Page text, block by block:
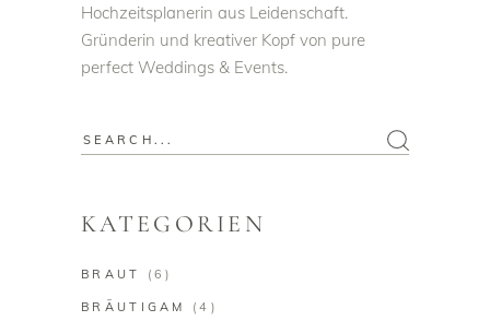
Hochzeitsplanerin aus Leidenschaft.
Gründerin und kreativer Kopf von pure
perfect Weddings & Events.
Search
KATEGORIEN
BRAUT (6)
BRÄUTIGAM (4)